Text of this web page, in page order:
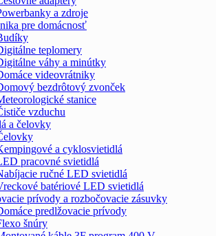
a zdroje
pre domácnosť
teplomery
váhy a minútky
videovrátniky
bezdrôtový zvonček
stanice
vzduchu
a čelovky
a cyklosvietidlá
pracovné svietidlá
ručné LED svietidlá
batériové LED svietidlá
prívody a rozbočovacie zásuvky
predlžovacie prívody
šnúry